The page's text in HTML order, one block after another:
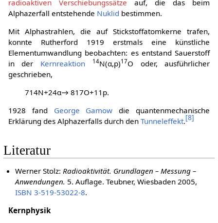
radioaktiven Verschiebungssätze auf, die das beim
Alphazerfall entstehende Nuklid bestimmen.
Mit Alphastrahlen, die auf Stickstoffatomkerne trafen,
konnte Rutherford 1919 erstmals eine künstliche
Elementumwandlung beobachten: es entstand Sauerstoff
in der Kernreaktion 14N(α,p)17O oder, ausführlicher
geschrieben,
714N+24α→ 817O+1 1 p.
1928 fand George Gamow die quantenmechanische
Erklärung des Alphazerfalls durch den Tunneleffekt.[8]
Literatur
Werner Stolz:Radioaktivität. Grundlagen – Messung –
Anwendungen. 5. Auflage. Teubner, Wiesbaden 2005,
ISBN 3-519-53022-8.
Kernphysik